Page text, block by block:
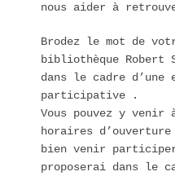
nous aider à
Brodez le mot de
bibliothèque Robert
dans le cadre d’une
participative .
Vous pouvez y venir
horaires
bien venir
proposerai dans le